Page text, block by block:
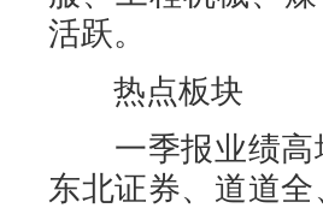
活跃。
热点板块
一季报业绩高
东北证券、道道